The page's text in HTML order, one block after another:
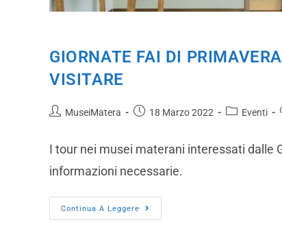
GIORNATE FAI DI
VISITARE
MuseiMatera 18 Marzo 2022 Eventi
I tour nei musei materani interessati dalle
informazioni necessarie.
Continua A Leggere